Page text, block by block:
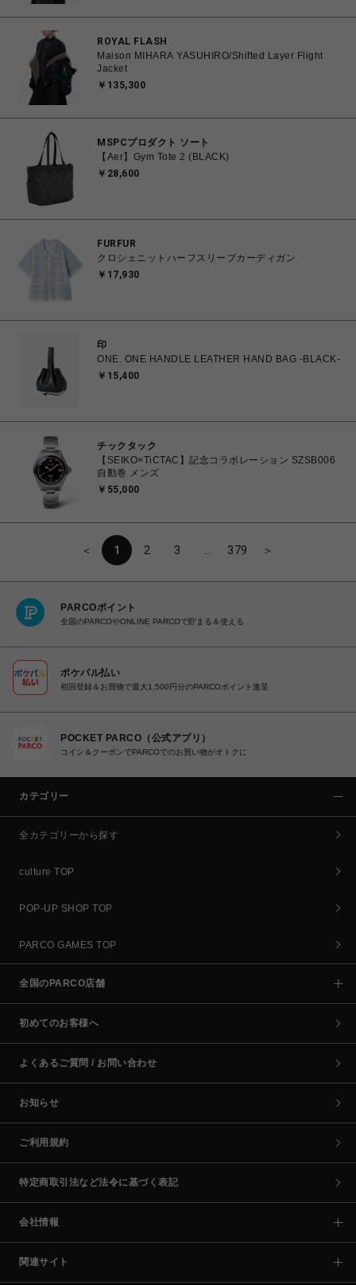
ROYAL FLASH
Maison MIHARA YASUHIRO/Shifted Layer Flight
Jacket
￥135,300
MSPCプロダクト ソート
【Aer】Gym Tote 2 (BLACK)
￥28,600
FURFUR
クロシェニットハーフスリーブカーディガン
￥17,930
印
ONE. ONE HANDLE LEATHER HAND BAG -BLACK-
￥15,400
チックタック
【SEIKO×TiCTAC】記念コラボレーション SZSB006
自動巻 メンズ
￥55,000
＜ 1 2 3 379 ＞
PARCOポイント
全国のPARCOやONLINE PARCOで貯まる＆使える
ポケパル払い
初回登録＆お買物で最大1,500円分のPARCOポイント進呈
POCKET PARCO（公式アプリ）
コイン＆クーポンでPARCOでのお買い物がオトクに
カテゴリー
全カテゴリーから探す
culture TOP
POP-UP SHOP TOP
PARCO GAMES TOP
全国のPARCO店舗
初めてのお客様へ
よくあるご質問 / お問い合わせ
お知らせ
ご利用規約
特定商取引法など法令に基づく表記
会社情報
関連サイト